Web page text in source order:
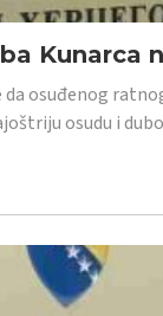
Kunarca
osuđenog
osudu i